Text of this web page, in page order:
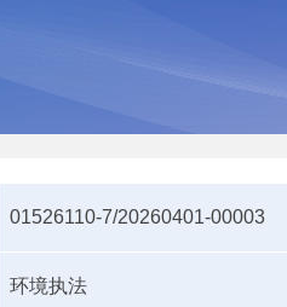
01526110-7/20260401-00003
环境执法